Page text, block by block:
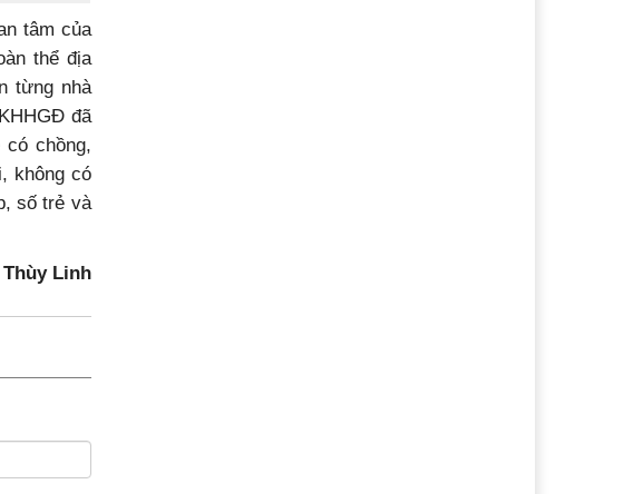
tâm của
thể địa
từng nhà
đã
chồng,
không có
số trẻ và
Thùy Linh